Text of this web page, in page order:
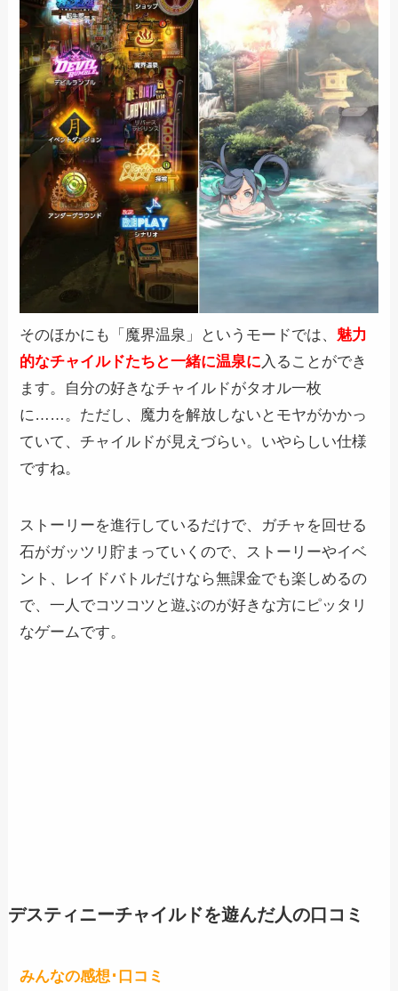
そのほかにも「魔界温泉」というモードでは、 魅力
的なチャイルドたちと一緒に温泉に入ることができ
ます。自分の好きなチャイルドがタオル一枚
に……。ただし、魔力を解放しないとモヤがかかっ
ていて、チャイルドが見えづらい。いやらしい仕様
ですね。
ストーリーを進行しているだけで、ガチャを回せる
石がガッツリ貯まっていくので、ストーリーやイベ
ント、レイドバトルだけなら無課金でも楽しめるの
で、一人でコツコツと遊ぶのが好きな方にピッタリ
なゲームです。
デスティニーチャイルドを遊んだ人の口コミ
みんなの感想･口コミ